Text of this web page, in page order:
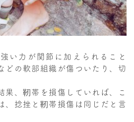
い力が関節に加えられること
どの軟部組織が傷ついたり、切
果、靭帯を損傷していれば、こ
、捻挫と靭帯損傷は同じだと言